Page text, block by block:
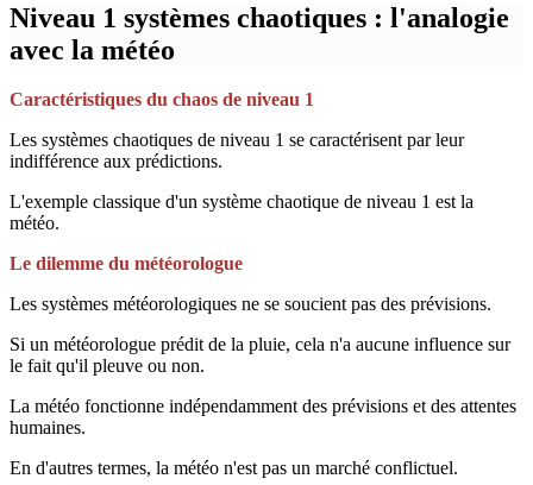
Niveau 1 systèmes chaotiques : l'analogie
avec la météo
Caractéristiques du chaos de niveau 1
Les systèmes chaotiques de niveau 1 se caractérisent par leur
indifférence aux prédictions.
L'exemple classique d'un système chaotique de niveau 1 est la
météo.
Le dilemme du météorologue
Les systèmes météorologiques ne se soucient pas des prévisions.
Si un météorologue prédit de la pluie, cela n'a aucune influence sur
le fait qu'il pleuve ou non.
La météo fonctionne indépendamment des prévisions et des attentes
humaines.
En d'autres termes, la météo n'est pas un marché conflictuel.